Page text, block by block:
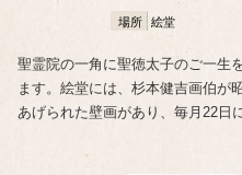
場所 絵堂
聖霊院の一角に聖徳太子のご一生
ます。絵堂には、杉本健吉画伯が
あげられた壁画があり、毎月22日